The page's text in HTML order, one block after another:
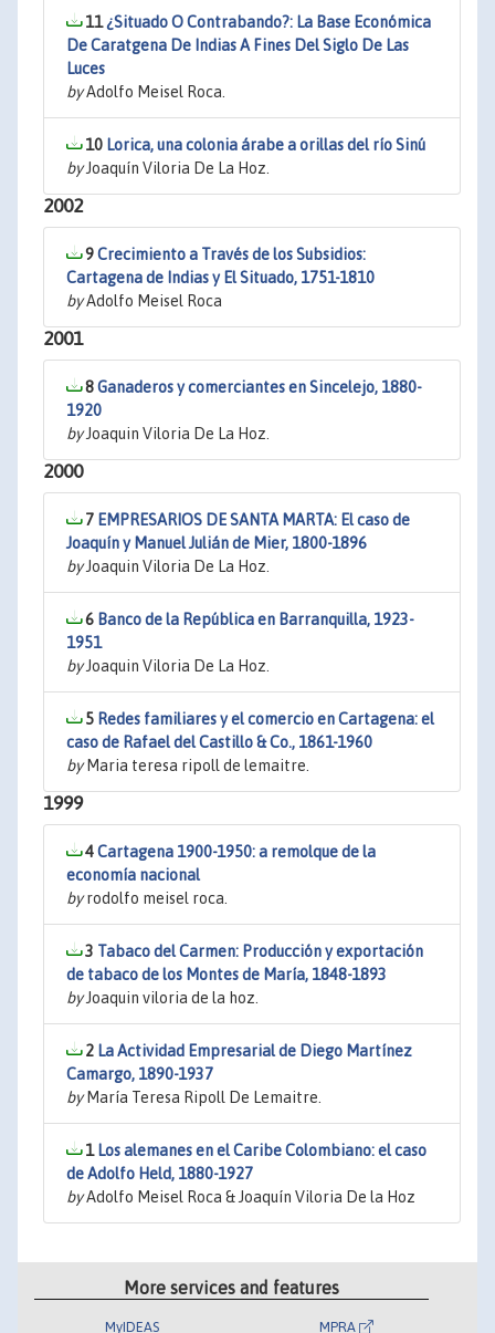
11¿Situado O Contrabando?: La Base Económica
De Caratgena De Indias A Fines Del Siglo De Las
Luces
byAdolfo Meisel Roca.
10 Lorica, una colonia árabe a orillas del río Sinú
byJoaquín Viloria De La Hoz.
2002
9Crecimiento a Través de los Subsidios:
Cartagena de Indias y El Situado, 1751-1810
byAdolfo Meisel Roca
2001
8Ganaderos y comerciantes en Sincelejo, 1880-
1920
byJoaquin Viloria De La Hoz.
2000
7 EMPRESARIOS DE SANTA MARTA: El caso de
Joaquín y Manuel Julián de Mier, 1800-1896
byJoaquin Viloria De La Hoz.
6 Banco de la República en Barranquilla, 1923-
1951
byJoaquin Viloria De La Hoz.
5 Redes familiares y el comercio en Cartagena: el
caso de Rafael del Castillo & Co., 1861-1960
byMaria teresa ripoll de lemaitre.
1999
4Cartagena 1900-1950: a remolque de la
economía nacional
byrodolfo meisel roca.
3 Tabaco del Carmen: Producción y exportación
de tabaco de los Montes de María, 1848-1893
byJoaquin viloria de la hoz.
2 La Actividad Empresarial de Diego Martínez
Camargo, 1890-1937
byMaría Teresa Ripoll De Lemaitre.
1 Los alemanes en el Caribe Colombiano: el caso
de Adolfo Held, 1880-1927
byAdolfo Meisel Roca & Joaquín Viloria De la Hoz
More services and features
MyIDEAS MPRA